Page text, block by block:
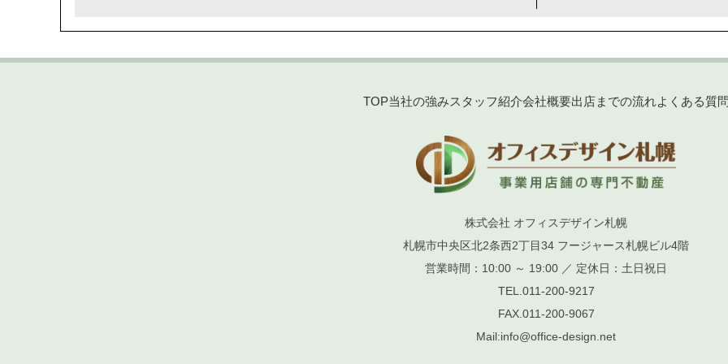
TOP当社の強みスタッフ紹介会社概要出店までの流れよくある質
株式会社 オフィスデザイン札幌
札幌市中央区北2条西2丁目34 フージャース札幌ビル4階
営業時間：10:00 ～ 19:00 ／ 定休日：土日祝日
TEL. 011-200-9217
FAX. 011-200-9067
Mail:info@office-design.net